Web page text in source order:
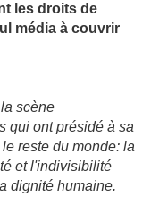
les droits de
média à couvrir
scène
qui ont présidé à sa
reste du monde: la
et l'indivisibilité
dignité humaine.